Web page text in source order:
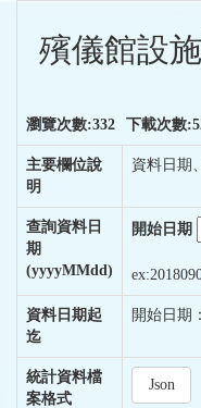
殯儀館設
瀏覽次數:332 下載次數
主要欄位說
明
資料日期
查詢資料日
期
(yyyyMMdd)
開始日期
資料日期起
迄
開始日期
統計資料檔
案格式
Json